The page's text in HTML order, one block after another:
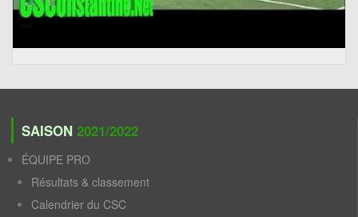
SAISON 2021/2022
ÉQUIPE PRO
Résultats & classement
Calendrier du CSC